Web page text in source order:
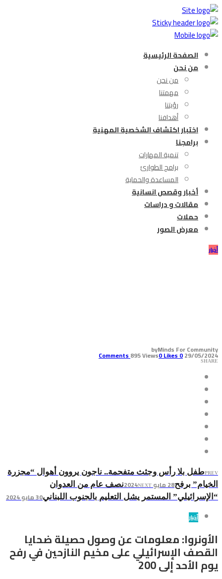
الصفحة الرئيسية
من نحن
من نحن
مهمتنا
رؤيتنا
أهدافنا
اختبار اكتشاف الشخصية المهنية
برامجنا
تنمية المهارات
برامج الطوارئ
المساعدة والحماية
أخبار وقصص انسانية
مقالات و دراسات
حملات
معرض الصور
أخبار
byMinds For Community
29/05/2024
0
Comments
895 Views0Likes SHARE
PREVطفل بلا رأس وجثث متفحمة.. ناجون يروون أهوال “مجزرة
الخيام” برفح28 مايو 2024 NEXT
نصف عام من العدوان
“الإسرائيلي” المستمر يشل التعليم بالجنوب اللبناني30 مايو 2024
أخبار
الأونروا: معلومات عن وصول حصيلة ضحايا
القصف الإسرائيلي على مخيم النازحين في رفح
يوم الأحد إلى 200